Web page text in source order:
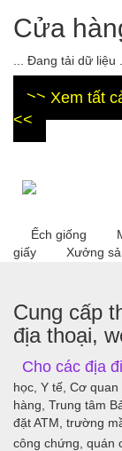
Cửa
... Đang tải dữ liệu ...
>> Xem tất
<<
Ếch giống
giấy
Xưởng
Cung cấp
địa thoại,
Cho các địa
học, Y tế, Cơ
hàng, Trung tâm
đặt ATM, trường
công chứng, quán